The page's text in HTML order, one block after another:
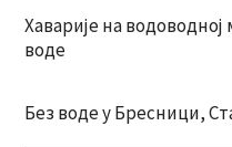
Хаварије на
воде
Без воде у Бресници,